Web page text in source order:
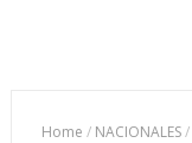
Home / NACIONALES/